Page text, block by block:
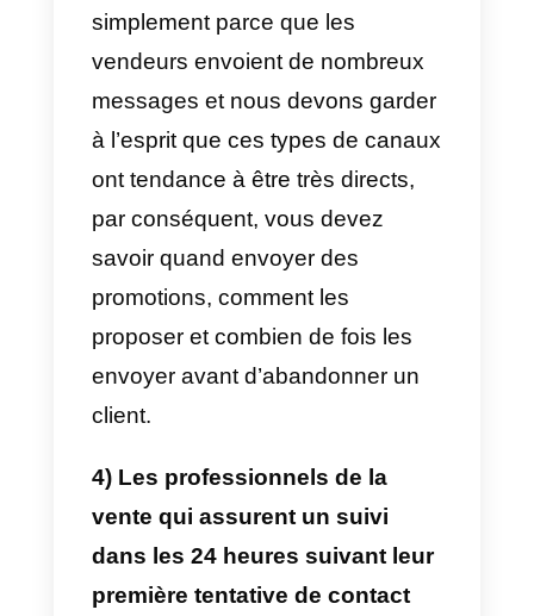
WhatsApp ou sur des
applications de messagerie.
Quand on parle de suivi, c’est
évidemment un peu fastidieux,
car personne n’aime le faire.
Lorsque ce type de travail doit
être effectué via WhatsApp ou
des applications de messagerie,
effet, ces types de canaux
reçoivent quotidiennement un
nombre infini de messages et il